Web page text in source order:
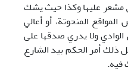
عليها وكذا حيث يشك
المنحوتة، أو أعالي
ولا يدري صدقها علی
ذلك أمر الحكم بيد الشارع
فيه.